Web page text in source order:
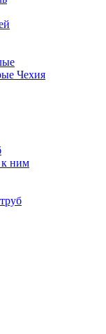
Чехия
к ним